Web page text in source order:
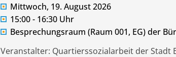
Mittwoch, 19. August 2026
15:00 - 16:30 Uhr
Besprechungsraum (Raum 001, EG) der
Veranstalter: Quartierssozialarbeit der Stadt